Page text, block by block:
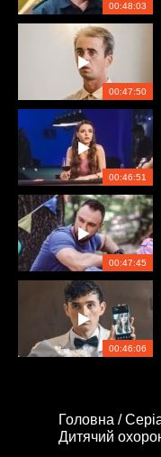
00:48:03
00:47:50
00:46:51
00:47:45
00:46:06
Головна /
Дитячий